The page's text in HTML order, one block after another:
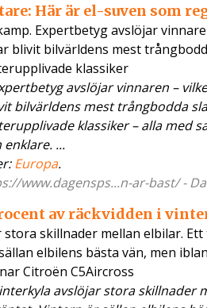
Här är el-suven som
Expertbetyg avslöjar
blivit bilvärldens mest
klassiker
avslöjar vinnaren –
bilvärldens mest trångbodda
klassiker – alla med
...
Europa.
www.dagensps...n-ar-bast/ -
av räckvidden i
skillnader mellan elbilar.
elbilens bästa vän, men
Citroën C5Aircross
avslöjar stora skillnader